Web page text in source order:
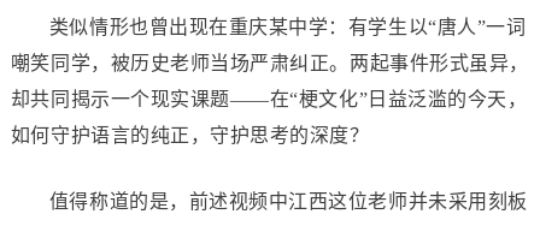
类似情形也曾出现在重庆某中学：有学生以“唐人”一词
嘲笑同学，被历史老师当场严肃纠正。两起事件形式虽异，
却共同揭示一个现实课题——在“梗文化”日益泛滥的今天，
如何守护语言的纯正，守护思考的深度？
值得称道的是，前述视频中江西这位老师并未采用刻板